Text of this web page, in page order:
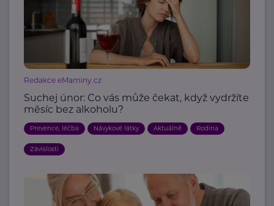
Redakce eMaminy.cz
Suchej únor: Co vás může čekat, když vydržíte
měsíc bez alkoholu?
Prevence, léčba Návykové látky Aktuálně Rodina
Závislosti